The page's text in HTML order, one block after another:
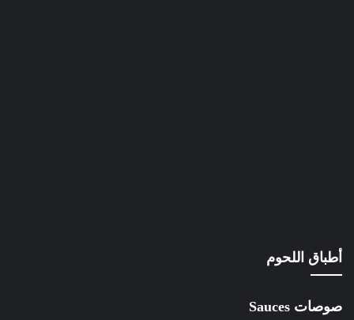
أطباق اللحوم
صوصات Sauces